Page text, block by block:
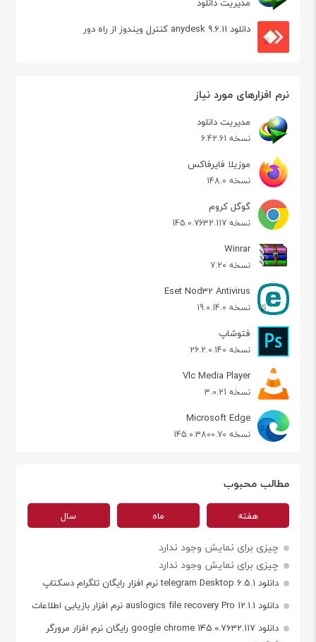
دانلود anydesk 9.6.11 کنترل ویندوز از راه دور
نرم افزارهای مورد نیاز
مدیریت دانلود
نسخه 6.42.61
موزیلا فایرفاکس
نسخه 148.0
گوگل کروم
نسخه 145.0.7632.117
Winrar
نسخه 7.20
Eset Nod32 Antivirus
نسخه 19.0.14.0
فتوشاپ
نسخه 26.2.0.140
Vlc Media Player
نسخه 3.0.21
Microsoft Edge
نسخه 145.0.3800.70
مطالب محبوب
هفته ماه سال
چیزی برای نمایش وجود ندارد
چیزی برای نمایش وجود ندارد
دانلود telegram Desktop 6.5.1 نرم افزار رایگان تلگرام دسکتاپ
دانلود auslogics file recovery Pro 12.1.1 نرم افزار بازیابی اطلاعات
دانلود google chrome 145.0.7632.117 رایگان نرم افزار مرورگر